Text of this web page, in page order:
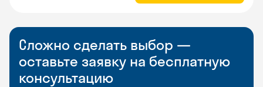
Сложно сделать выбор —
оставьте заявку на бесплатную
консультацию